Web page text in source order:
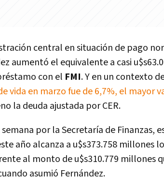
central en situación de pago
aumentó el equivalente a casi
con el FMI. Y en un contexto
vida en marzo fue de 6,7%, el mayor
la deuda ajustada por CER.
por la Secretaría de Finanzas,
año alcanza a u$s373.758 millones
al monto de u$s310.779 millones
asumió Fernández.